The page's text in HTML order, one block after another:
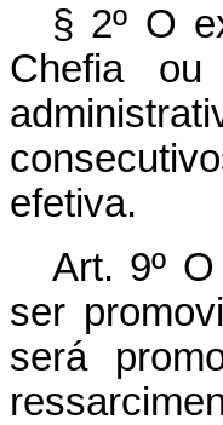
§ 2º O
Chefia ou
efetiva.
Art. 9º
ser
será